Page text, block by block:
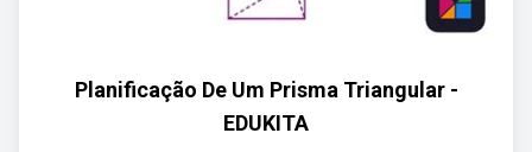
Planificação De Um Prisma Triangular -
EDUKITA